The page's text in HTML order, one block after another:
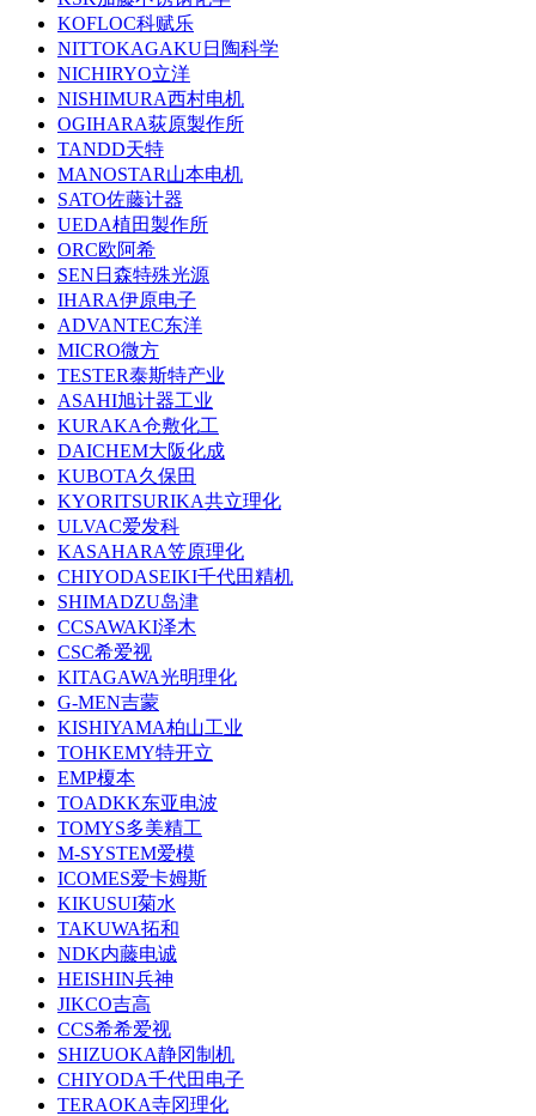
KOFLOC科赋乐
NITTOKAGAKU日陶科学
NICHIRYO立洋
NISHIMURA西村电机
OGIHARA荻原製作所
TANDD天特
MANOSTAR山本电机
SATO佐藤计器
UEDA植田製作所
ORC欧阿希
SEN日森特殊光源
IHARA伊原电子
ADVANTEC东洋
MICRO微方
TESTER泰斯特产业
ASAHI旭计器工业
KURAKA仓敷化工
DAICHEM大阪化成
KUBOTA久保田
KYORITSURIKA共立理化
ULVAC爱发科
KASAHARA笠原理化
CHIYODASEIKI千代田精机
SHIMADZU岛津
CCSAWAKI泽木
CSC希爱视
KITAGAWA光明理化
G-MEN吉蒙
KISHIYAMA柏山工业
TOHKEMY特开立
EMP榎本
TOADKK东亚电波
TOMYS多美精工
M-SYSTEM爱模
ICOMES爱卡姆斯
KIKUSUI菊水
TAKUWA拓和
NDK内藤电诚
HEISHIN兵神
JIKCO吉高
CCS希希爱视
SHIZUOKA静冈制机
CHIYODA千代田电子
TERAOKA寺冈理化